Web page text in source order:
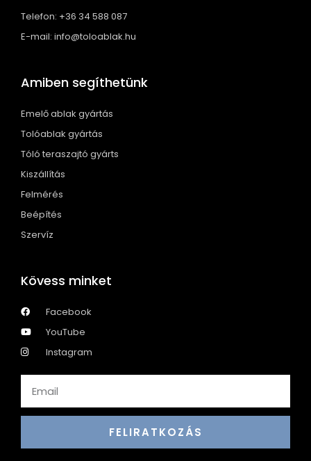
Telefon: +36 34 588 087
E-mail: info@toloablak.hu
Amiben segíthetünk
Emelő ablak gyártás
Tolóablak gyártás
Tóló teraszajtó gyárts
Kiszállítás
Felmérés
Beépítés
Szervíz
Kövess minket
Facebook
YouTube
Instagram
FELIRATKOZÁS